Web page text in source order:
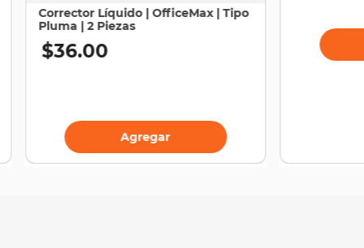
Corrector Líquido | OfficeMax | Tipo
Pluma | 2 Piezas
$36.00
Agregar